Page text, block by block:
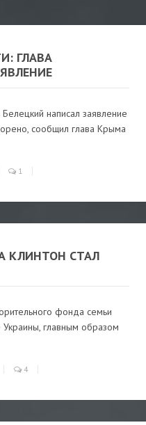
ГЛАВА
написал заявление
сообщил глава Крыма
1
КЛИНТОН СТАЛ
фонда семьи
Украины, главным образом
4